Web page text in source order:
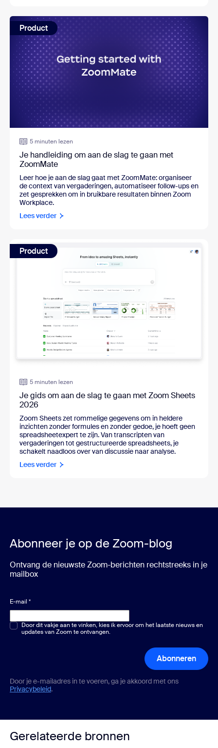
Product
5 minuten lezen
Je handleiding om aan de slag te gaan met
ZoomMate
Leer hoe je aan de slag gaat met ZoomMate: organiseer
de context van vergaderingen, automatiseer follow-ups en
zet gesprekken om in bruikbare resultaten binnen Zoom
Workplace.
Lees verder
Product
5 minuten lezen
Je gids om aan de slag te gaan met Zoom Sheets
2026
Zoom Sheets zet rommelige gegevens om in heldere
inzichten zonder formules en zonder gedoe, je hoeft geen
spreadsheetexpert te zijn. Van transcripten van
vergaderingen tot gestructureerde spreadsheets, je
schakelt naadloos over van discussie naar analyse.
Lees verder
Abonneer je op de Zoom-blog
Ontvang de nieuwste Zoom-berichten rechtstreeks in je
mailbox
E-mail *
Meerkeuze of één keuze*
Door dit vakje aan te vinken, kies ik ervoor om het laatste nieuws en
updates van Zoom te ontvangen.
Abonneren
Door je e-mailadres in te voeren, ga je akkoord met ons
Privacybeleid.
Gerelateerde bronnen